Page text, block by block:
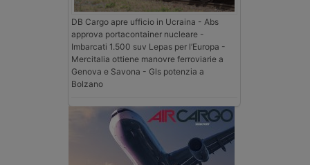
DB Cargo apre ufficio in Ucraina - Abs
approva portacontainer nucleare -
Imbarcati 1.500 suv Lepas per l’Europa -
Mercitalia ottiene manovre ferroviarie a
Genova e Savona - Gls potenzia a
Bolzano